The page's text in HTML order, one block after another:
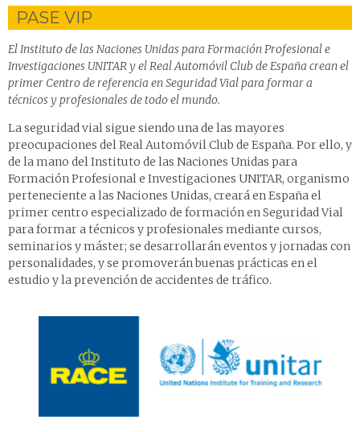
PASE VIP
El Instituto de las Naciones Unidas para Formación Profesional e
Investigaciones UNITAR y el Real Automóvil Club de España crean el
primer Centro de referencia en Seguridad Vial para formar a
técnicos y profesionales de todo el mundo.
La seguridad vial sigue siendo una de las mayores
preocupaciones del Real Automóvil Club de España. Por ello, y
de la mano del Instituto de las Naciones Unidas para
Formación Profesional e Investigaciones UNITAR, organismo
perteneciente a las Naciones Unidas, creará en España el
primer centro especializado de formación en Seguridad Vial
para formar a técnicos y profesionales mediante cursos,
seminarios y máster; se desarrollarán eventos y jornadas con
personalidades, y se promoverán buenas prácticas en el
estudio y la prevención de accidentes de tráfico.